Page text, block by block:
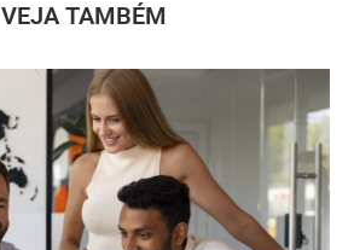
VEJA TAMBÉM